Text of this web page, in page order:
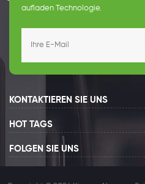
aufladen Technologie.
KONTAKTIEREN SIE UNS
HOT TAGS
FOLGEN SIE UNS